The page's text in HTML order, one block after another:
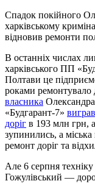
Спадок покійного
харківському
відновив ремонти
В останніх числах
харківського ПП
Полтави це
роками ремонтувало
власника
«Будгарант-7»
доріг в 193 млн грн,
зупинились, а
ремонт доріг та
Але 6 серпня
Гожулівський —